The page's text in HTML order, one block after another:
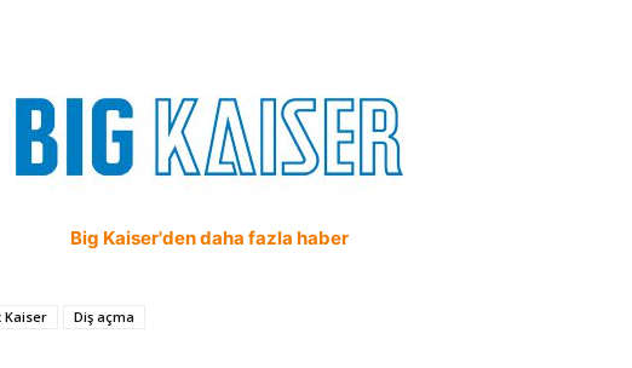
Big Kaiser'den daha fazla haber
Kaiser Diş açma